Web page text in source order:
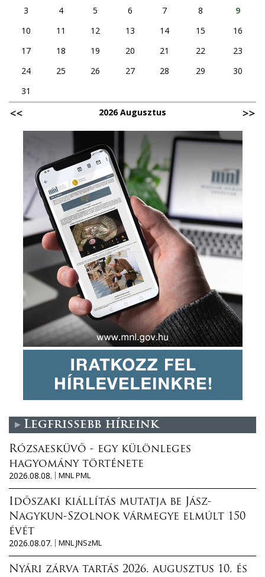
3
4 5 6 7 8
9
10
11 12 13 14 15
16
17
18 19 20 21 22
23
24
25 26 27 28 29
30
31
2026 Augusztus
Legfrissebb híreink
Rózsaesküvő - egy különleges
hagyomány története
2026.08.08.
MNL PML
Időszaki kiállítás mutatja be Jász-
Nagykun-Szolnok vármegye elmúlt 150
évét
2026.08.07.
MNL JNSzML
Nyári zárva tartás 2026. augusztus 10. és